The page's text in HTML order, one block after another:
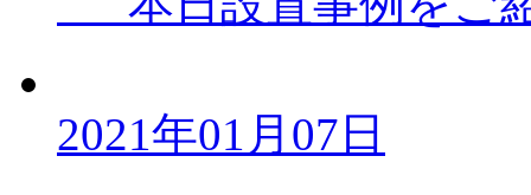
2021年01月07日